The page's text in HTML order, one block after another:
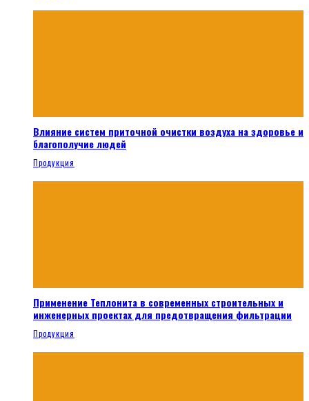
Влияние систем приточной очистки воздуха на здоровье и
благополучие людей
Продукция
Применение Теплонита в современных строительных и
инженерных проектах для предотвращения фильтрации
Продукция